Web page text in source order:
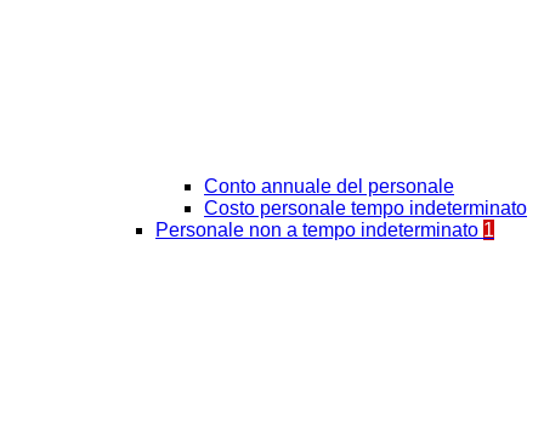
Conto annuale del personale
Costo personale tempo indeterminato
Personale non a tempo indeterminato 1